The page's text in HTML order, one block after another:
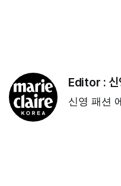
Editor :
신영 패션